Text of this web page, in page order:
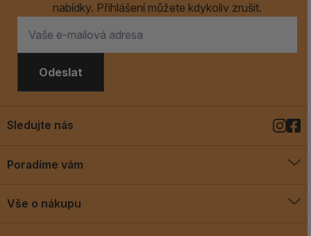
nabídky. Přihlášení můžete kdykoliv zrušit.
Odeslat
Poradíme vám
Vše o nákupu
Sledujte nás